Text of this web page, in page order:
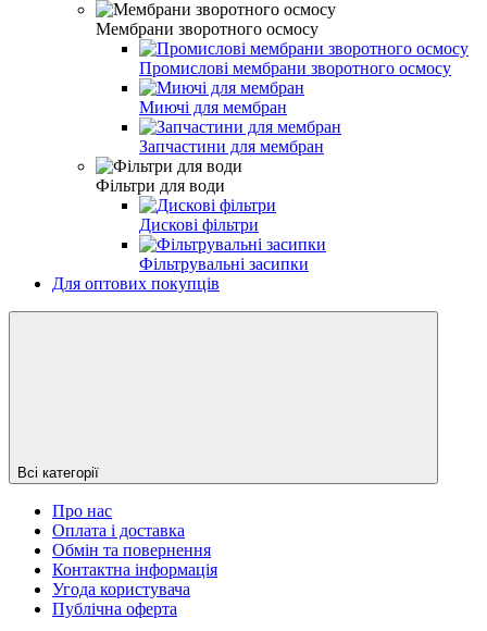
Мембрани зворотного осмосу
Промислові мембрани зворотного осмосу
Миючі для мембран
Запчастини для мембран
Фільтри для води
Дискові фільтри
Фільтрувальні засипки
Для оптових покупців
Всі категорії
Про нас
Оплата і доставка
Обмін та повернення
Контактна інформація
Угода користувача
Публічна оферта